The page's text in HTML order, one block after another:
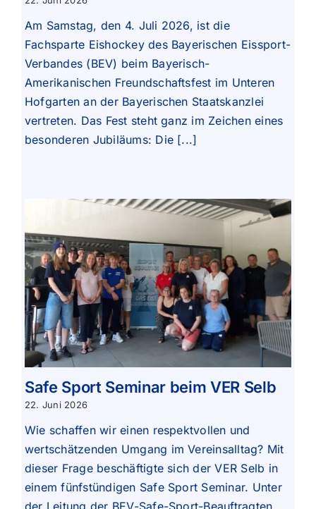
Am Samstag, den 4. Juli 2026, ist die
Fachsparte Eishockey des Bayerischen Eissport-
Verbandes (BEV) beim Bayerisch-
Amerikanischen Freundschaftsfest im Unteren
Hofgarten an der Bayerischen Staatskanzlei
vertreten. Das Fest steht ganz im Zeichen eines
besonderen Jubiläums: Die [...]
Safe Sport Seminar beim VER Selb
22. Juni 2026
Wie schaffen wir einen respektvollen und
wertschätzenden Umgang im Vereinsalltag? Mit
dieser Frage beschäftigte sich der VER Selb in
einem fünfstündigen Safe Sport Seminar. Unter
der Leitung der BEV-Safe-Sport-Beauftragten